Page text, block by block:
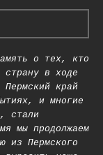
о тех, кто
страну в ходе
край
и многие
стали
мы продолжаем
из Пермского